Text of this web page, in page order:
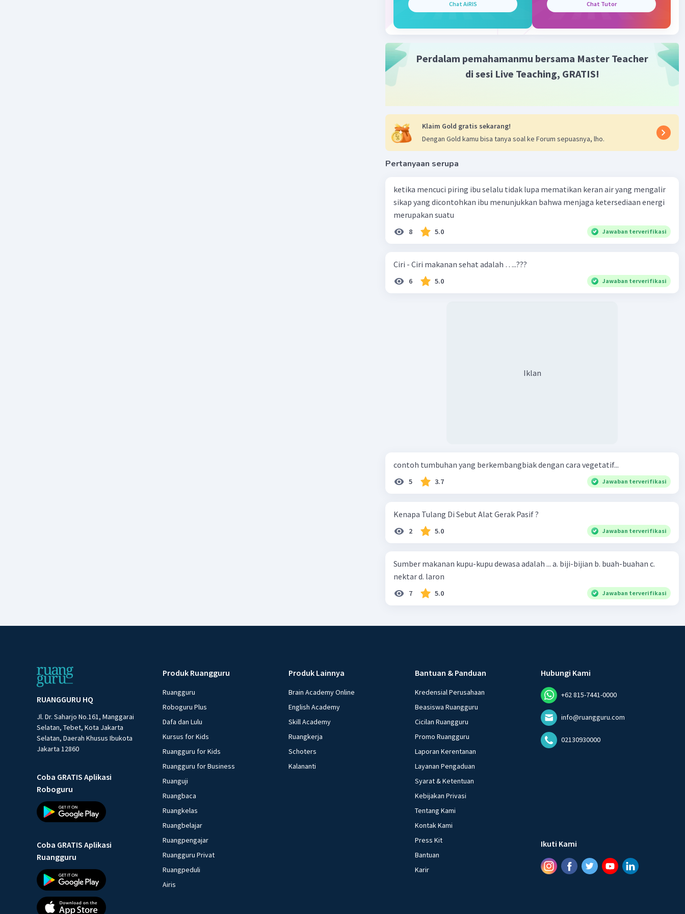
Padi sebagai produsen.
Jamur bisa sebagai salah satu contohpengurai.
Semoga membantu
Beri Rating·0.0(0) Balas
Chat AiRIS Chat Tutor
Perdalam pemahamanmu bersama Master Teacher
di sesi Live Teaching, GRATIS!
Klaim Gold gratis sekarang!
Dengan Gold kamu bisa tanya soal ke Forum sepuasnya, lho.
Pertanyaan serupa
ketika mencuci piring ibu selalu tidak lupa mematikan keran air yang mengalir
sikap yang dicontohkan ibu menunjukkan bahwa menjaga ketersediaan energi
merupakan suatu
8 5.0 Jawaban terverifikasi
Ciri - Ciri makanan sehat adalah …..???
6 5.0 Jawaban terverifikasi
Iklan
contoh tumbuhan yang berkembangbiak dengan cara vegetatif...
5 3.7 Jawaban terverifikasi
Kenapa Tulang Di Sebut Alat Gerak Pasif ?
2 5.0 Jawaban terverifikasi
Sumber makanan kupu-kupu dewasa adalah ... a. biji-bijian b. buah-buahan c.
nektar d. laron
7 5.0 Jawaban terverifikasi
RUANGGURU HQ
Jl. Dr. Saharjo No.161, Manggarai
Selatan, Tebet, Kota Jakarta
Selatan, Daerah Khusus Ibukota
Jakarta 12860
Coba GRATIS Aplikasi
Roboguru
Coba GRATIS Aplikasi
Ruangguru
Produk Ruangguru
Ruangguru
Roboguru Plus
Dafa dan Lulu
Kursus for Kids
Ruangguru for Kids
Ruangguru for Business
Ruanguji
Ruangbaca
Ruangkelas
Ruangbelajar
Ruangpengajar
Ruangguru Privat
Ruangpeduli
Airis
Produk Lainnya
Brain Academy Online
English Academy
Skill Academy
Ruangkerja
Schoters
Kalananti
Bantuan & Panduan
Kredensial Perusahaan
Beasiswa Ruangguru
Cicilan Ruangguru
Promo Ruangguru
Laporan Kerentanan
Layanan Pengaduan
Syarat & Ketentuan
Kebijakan Privasi
Tentang Kami
Kontak Kami
Press Kit
Bantuan
Karir
Hubungi Kami
+62 815-7441-0000
info@ruangguru.com
02130930000
Ikuti Kami